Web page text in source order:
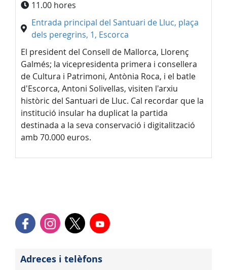
11.00 hores
Entrada principal del Santuari de Lluc, plaça
dels peregrins, 1, Escorca
El president del Consell de Mallorca, Llorenç
Galmés; la vicepresidenta primera i consellera
de Cultura i Patrimoni, Antònia Roca, i el batle
d'Escorca, Antoni Solivellas, visiten l'arxiu
històric del Santuari de Lluc. Cal recordar que la
institució insular ha duplicat la partida
destinada a la seva conservació i digitalització
amb 70.000 euros.
Adreces i telèfons